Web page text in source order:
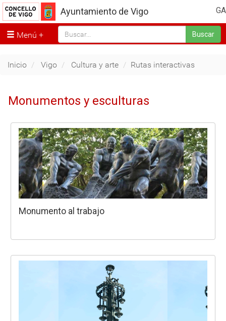
GA
Ayuntamiento de Vigo
Menú Buscar
Inicio Vigo Cultura y arte Rutas interactivas
Monumentos y esculturas
Monumento al trabajo